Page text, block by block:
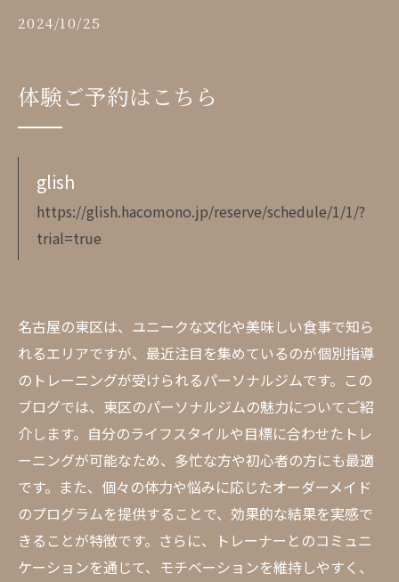
2024/10/25
体験ご予約はこちら
glish
https://glish.hacomono.jp/reserve/schedule/1/1/?
trial=true
名古屋の東区は、ユニークな文化や美味しい食事で知ら
れるエリアですが、最近注目を集めているのが個別指導
のトレーニングが受けられるパーソナルジムです。この
ブログでは、東区のパーソナルジムの魅力についてご紹
介します。自分のライフスタイルや目標に合わせたトレ
ーニングが可能なため、多忙な方や初心者の方にも最適
です。また、個々の体力や悩みに応じたオーダーメイド
のプログラムを提供することで、効果的な結果を実感で
きることが特徴です。さらに、トレーナーとのコミュニ
ケーションを通じて、モチベーションを維持しやすく、